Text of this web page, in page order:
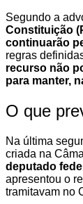
Segundo a
Constituição
continuarão
regras
recurso não
para manter,
O que
Na última
criada na
deputado
apresentou o
tramitavam no